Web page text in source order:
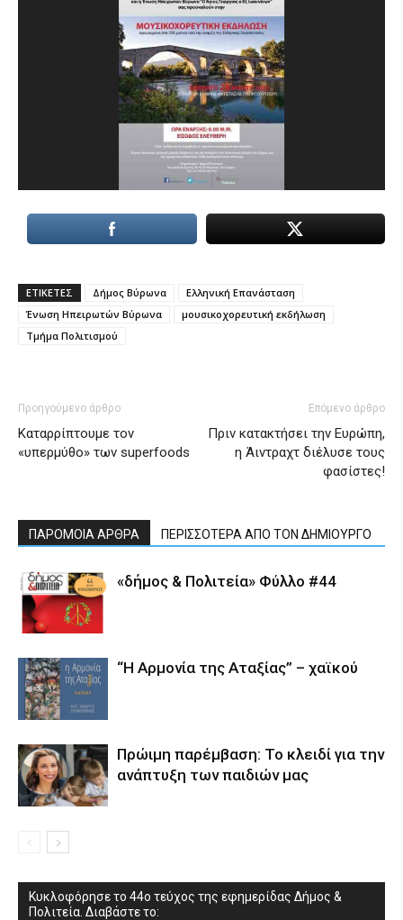
ΕΤΙΚΕΤΕΣ Δήμος Βύρωνα
Ελληνική Επανάσταση
Ένωση Ηπειρωτών Βύρωνα
μουσικοχορευτική εκδήλωση
Τμήμα Πολιτισμού
Προηγούμενο άρθρο
Καταρρίπτουμε τον
«υπερμύθο» των superfoods
Επόμενο άρθρο
Πριν κατακτήσει την Ευρώπη,
η Άιντραχτ διέλυσε τους
φασίστες!
ΠΑΡΟΜΟΙΑ ΑΡΘΡΑ ΠΕΡΙΣΣΟΤΕΡΑ ΑΠΟ ΤΟΝ ΔΗΜΙΟΥΡΓΟ
«δήμος & Πολιτεία» Φύλλο #44
“Η Αρμονία της Αταξίας” – χαϊκού
Πρώιμη παρέμβαση: Το κλειδί για την
ανάπτυξη των παιδιών µας
Κυκλοφόρησε το 44ο τεύχος της εφημερίδας Δήμος &
Πολιτεία. Διαβάστε το: